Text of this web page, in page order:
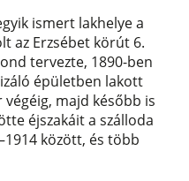
ismert lakhelye a
az Erzsébet körút 6.
tervezte, 1890-ben
épületben lakott
majd később is
éjszakáit a szálloda
között, és több